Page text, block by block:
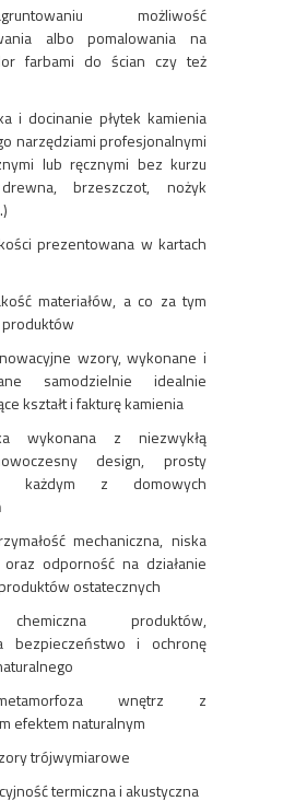
możliwość
albo pomalowania na
farbami do ścian czy też
i docinanie płytek kamienia
narzędziami profesjonalnymi
lub ręcznymi bez kurzu
brzeszczot, nożyk
prezentowana w kartach
materiałów, a co za tym
wzory, wykonane i
samodzielnie idealnie
kształt i fakturę kamienia
wykonana z niezwykłą
design, prosty
każdym z domowych
mechaniczna, niska
odporność na działanie
ostatecznych
produktów,
bezpieczeństwo i ochronę
wnętrz z
efektem naturalnym
trójwymiarowe
termiczna i akustyczna